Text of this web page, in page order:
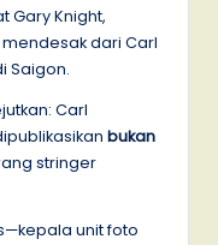
Gary Knight,
dari Carl
Saigon.
Carl
bukan
stringer
unit foto